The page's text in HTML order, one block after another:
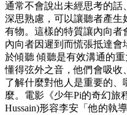
通常不會說出未經思考的話
深思熟慮，可以讓聽者產生
有物。這樣的特質讓內向者
內向者因遲到而慌張抵達會
於傾聽 傾聽是有效溝通的
懂得弦外之音，他們會吸
了解什麼對他人是重要的
麼。電影《少年Pi的奇幻旅
Hussain)形容李安「他的執